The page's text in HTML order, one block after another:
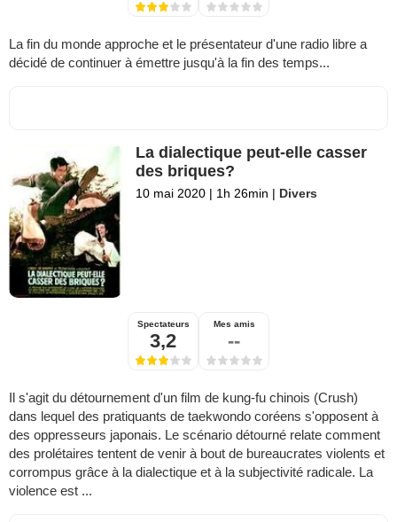
La fin du monde approche et le présentateur d'une radio libre a
décidé de continuer à émettre jusqu'à la fin des temps...
La dialectique peut-elle casser
des briques?
10 mai 2020 | 1h 26min | Divers
Spectateurs
3,2
Mes amis
--
Il s'agit du détournement d'un film de kung-fu chinois (Crush)
dans lequel des pratiquants de taekwondo coréens s'opposent à
des oppresseurs japonais. Le scénario détourné relate comment
des prolétaires tentent de venir à bout de bureaucrates violents et
corrompus grâce à la dialectique et à la subjectivité radicale. La
violence est ...